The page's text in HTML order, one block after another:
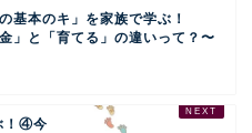
の基本のキ」を家族で学ぶ！
」と「育てる」の違いって？〜
！④今